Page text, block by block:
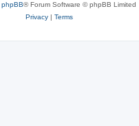
phpBB® Forum Software © phpBB Limited
Privacy| Terms